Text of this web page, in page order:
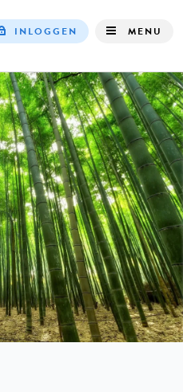
navigation
INLOGGEN MENU